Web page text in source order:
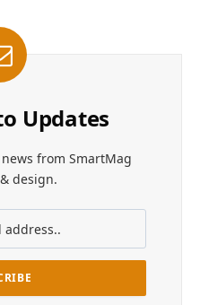
Updates
from SmartMag
design.